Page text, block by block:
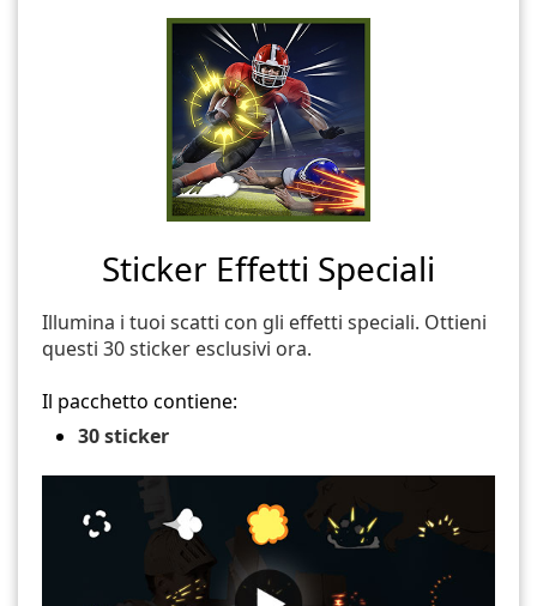
Sticker Effetti Speciali
Illumina i tuoi scatti con gli effetti speciali. Ottieni
questi 30 sticker esclusivi ora.
Il pacchetto contiene:
30 sticker